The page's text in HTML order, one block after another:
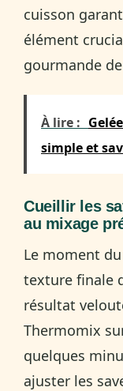
cuisson
élément
gourmande
À lire :
simple et
Cueillir les
au mixage
Le moment
texture finale
résultat
Thermomix
quelques
ajuster les